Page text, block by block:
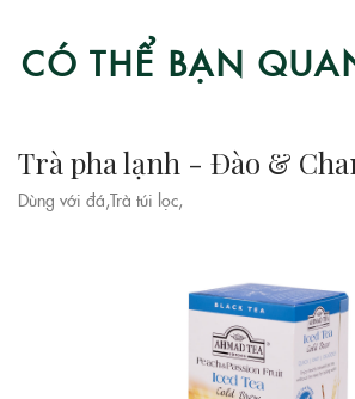
CÓ THỂ BẠN
Trà pha lạnh - Đào &
Dùng với đá,Trà túi lọc,